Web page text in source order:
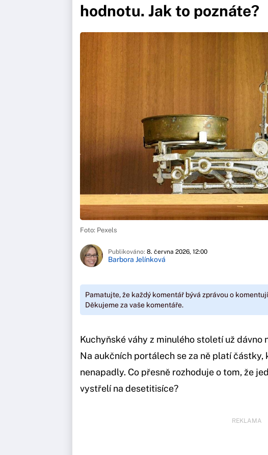
hodnotu. Jak to poznáte?
Foto: Pexels
Publikováno: 8. června 2026, 12:00
Barbora Jelínková
Pamatujte, že každý komentář bývá zprávou o
Děkujeme za vaše komentáře.
Kuchyňské váhy z minulého století už
Na aukčních portálech se za ně platí
nenapadly. Co přesně rozhoduje o tom, že
vystřelí na desetitisíce?
REKLAMA